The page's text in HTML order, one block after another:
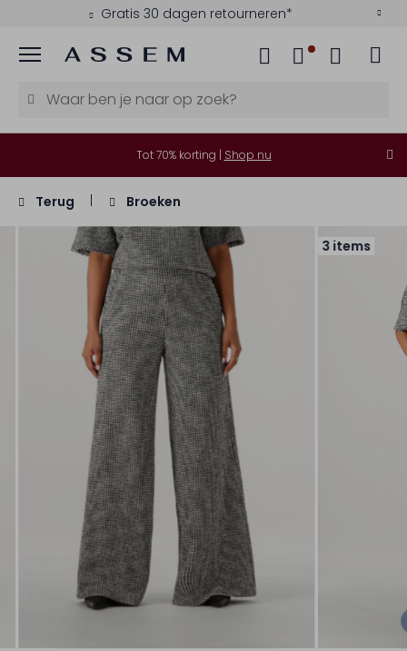
Gratis 30 dagen retourneren*
Menu
Tot 70% korting | Shop nu
Terug Broeken
3 items